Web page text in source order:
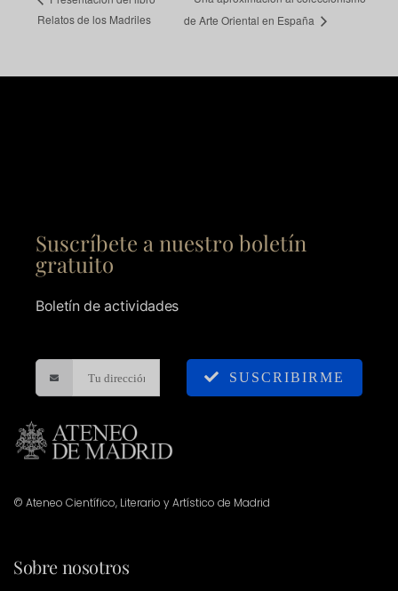
Relatos de los Madriles
de Arte Oriental en España
Suscríbete a nuestro boletín
gratuito
Boletín de actividades
SUSCRIBIRME
© Ateneo Científico, Literario y Artístico de Madrid
Sobre nosotros